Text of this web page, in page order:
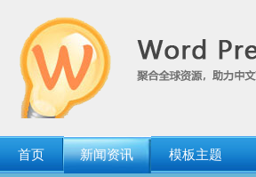
首页 新闻资讯 模板主题